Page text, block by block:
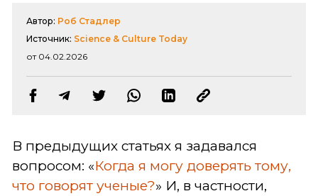
Автор: Роб Стадлер
Источник: Science & Culture Today
от 04.02.2026
В предыдущих статьях я задавался
вопросом: «Когда я могу доверять тому,
что говорят ученые?» И, в частности,